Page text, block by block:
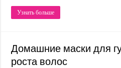
Узнать больше
Домашние маски для
роста волос